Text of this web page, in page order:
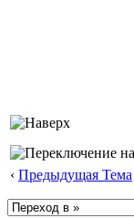
‹ Предыдущая Тема